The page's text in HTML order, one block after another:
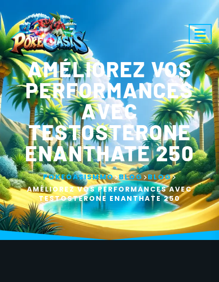
AMÉLIOREZ VOS
PERFORMANCES
AVEC
TESTOSTERONE
ENANTHATE 250
POKEOASISMMO>BLOG>BLOG>
AMÉLIOREZ VOS PERFORMANCES AVEC
TESTOSTERONE ENANTHATE 250